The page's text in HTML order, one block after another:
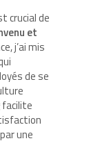
crucial de
et
j’ai mis
de se
facilite
une